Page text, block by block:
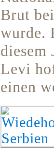
Brut
wurde.
diesem
Levi
einen